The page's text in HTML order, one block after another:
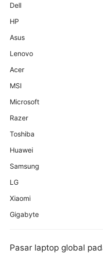
Pasar laptop global
Dell
HP
Asus
Lenovo
Acer
MSI
Microsoft
Razer
Toshiba
Huawei
Samsung
LG
Xiaomi
Gigabyte